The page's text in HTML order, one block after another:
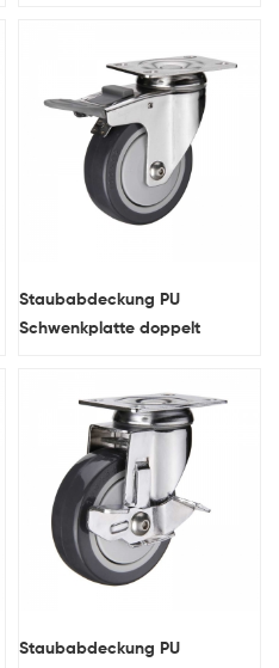
Staubabdeckung PU
Schwenkplatte doppelt
Staubabdeckung PU